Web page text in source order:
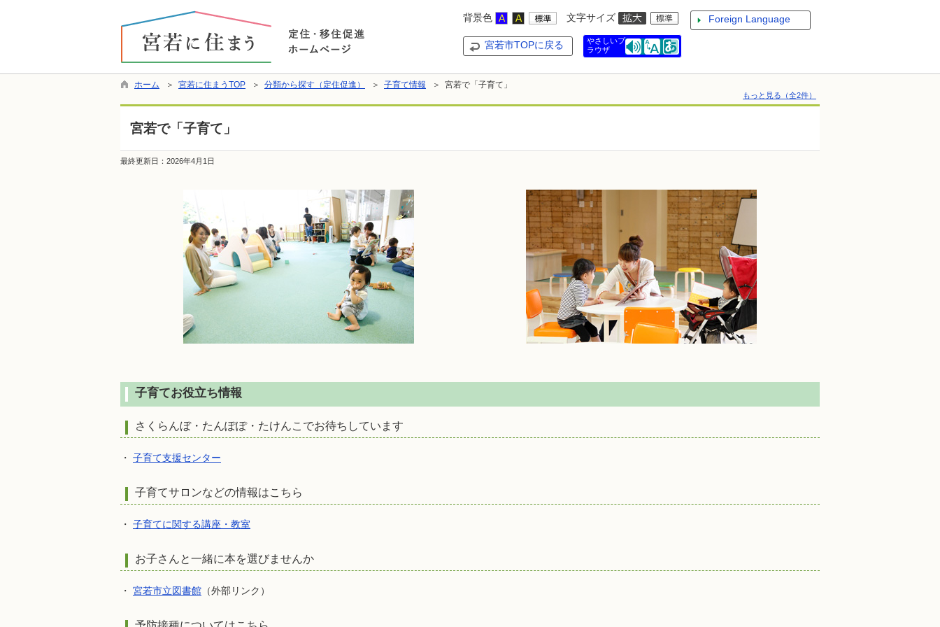
背景色 文字サイズ Foreign Language
宮若市TOPに戻る
やさしいブ
ラウザ
ホーム ＞ 宮若に住まうTOP ＞ 分類から探す（定住促進） ＞ 子育て情報 ＞ 宮若で「子育て」
もっと見る（全2件）
宮若で「子育て」
最終更新日： 2026年4月1日
子育てお役立ち情報
さくらんぼ・たんぽぽ・たけんこでお待ちしています
・ 子育て支援センター
子育てサロンなどの情報はこちら
・ 子育てに関する講座・教室
お子さんと一緒に本を選びませんか
・ 宮若市立図書館 （外部リンク）